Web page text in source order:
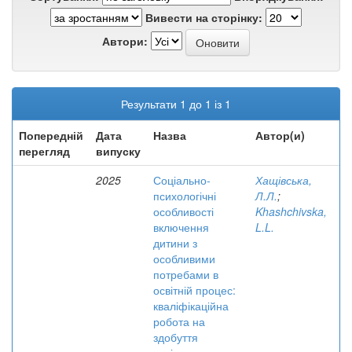
Вивести на сторінку:
Автори:
Результати 1 до 1 із 1
Попередній
перегляд
Дата
випуску
Назва Автор(и)
2025
Соціально-
психологічні
особливості
включення
дитини з
особливими
потребами в
освітній процес:
кваліфікаційна
робота на
здобуття
Хащівська,
Л.Л.;
Khashchivska,
L.L.